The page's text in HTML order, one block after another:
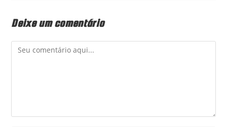
Deixe um comentário
Comment